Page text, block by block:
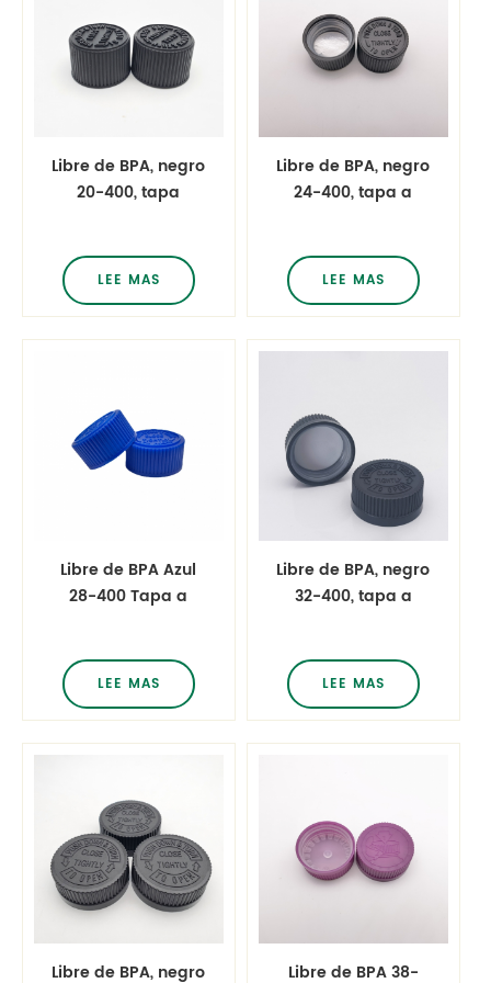
Libre de BPA, negro
20-400, tapa
medicinal, tapa a
prueba de niños,
cierre a presión y
LEE MAS
Libre de BPA, negro
24-400, tapa a
tapa a prueba de
niños, cierre a
presión y giratorio
LEE MAS
Libre de BPA Azul
28-400 Tapa a
Tapa a prueba de
niños Cierre de
presión y giro
LEE MAS
Libre de BPA, negro
32-400, tapa a
tapa a prueba de
niños, cierre a
presión y giratorio
LEE MAS
Libre de BPA, negro
Libre de BPA 38-